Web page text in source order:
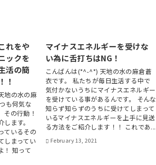
れをや
ックを
活の簡
！
地の水の麻
も何気な
その行動！
ます。
ているその
しまってい
！ 知って
マイナスエネルギーを受けな
い為に舌打ちはNG！
こんばんは(*^-^*) 天地の水の麻倉蒼
衣です。 私たちが毎日生活する中で
気付かないうちにマイナスエネルギー
を受けている事があるんです。 そんな
知らず知らずのうちに受けてしまって
いるマイナスエネルギーを上手に見送
る方法をご紹介します！！ これであ...
February 13, 2021